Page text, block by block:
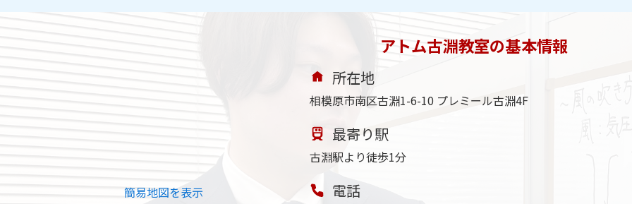
アトム古淵教室の基本情報
簡易地図を表示
所在地
相模原市南区古淵1-6-10 プレミール古淵4F
最寄り駅
古淵駅より徒歩1分
電話